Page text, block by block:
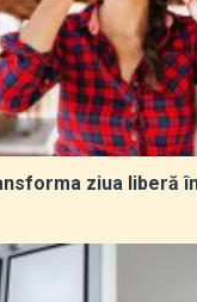
ziua liberă